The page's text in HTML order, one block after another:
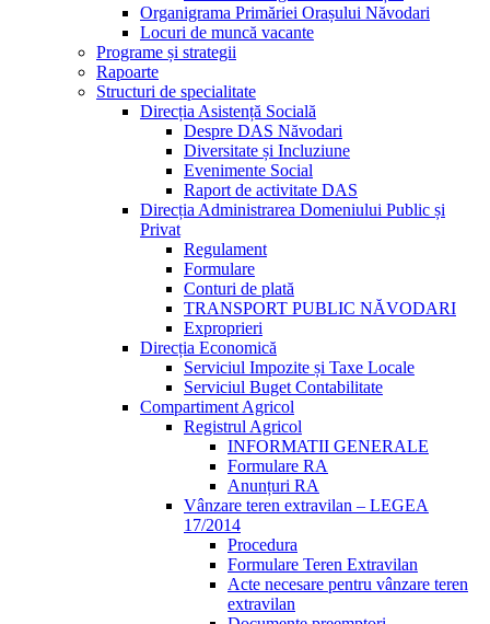
Organigrama Primăriei Orașului Năvodari
Locuri de muncă vacante
Programe și strategii
Rapoarte
Structuri de specialitate
Direcția Asistență Socială
Despre DAS Năvodari
Diversitate și Incluziune
Evenimente Social
Raport de activitate DAS
Direcția Administrarea Domeniului Public și
Privat
Regulament
Formulare
Conturi de plată
TRANSPORT PUBLIC NĂVODARI
Exproprieri
Direcția Economică
Serviciul Impozite și Taxe Locale
Serviciul Buget Contabilitate
Compartiment Agricol
Registrul Agricol
INFORMATII GENERALE
Formulare RA
Anunțuri RA
Vânzare teren extravilan – LEGEA
17/2014
Procedura
Formulare Teren Extravilan
Acte necesare pentru vânzare teren
extravilan